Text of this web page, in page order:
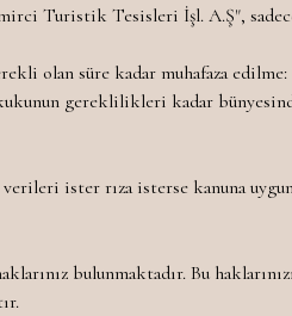
Turistik Tesisleri İşl. A.Ş",
olan süre kadar muhafaza
gereklilikleri kadar
ister rıza isterse kanuna
bulunmaktadır. Bu